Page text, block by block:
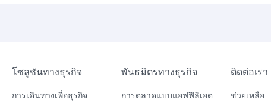
โซลูชันทางธุรกิจ พันธมิตรทางธุรกิจ ติดต่อเรา
การเดินทางเพื่อธุรกิจ
การตลาดแบบแอฟฟิลิเอต
ช่วยเหลือ